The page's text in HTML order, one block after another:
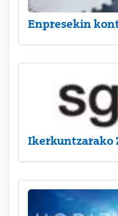
Enpresekin
Ikerkuntzarako